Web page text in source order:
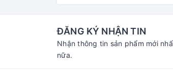
ĐĂNG KÝ NHẬN TIN
Nhận thông tin sản phẩm mới
nữa.